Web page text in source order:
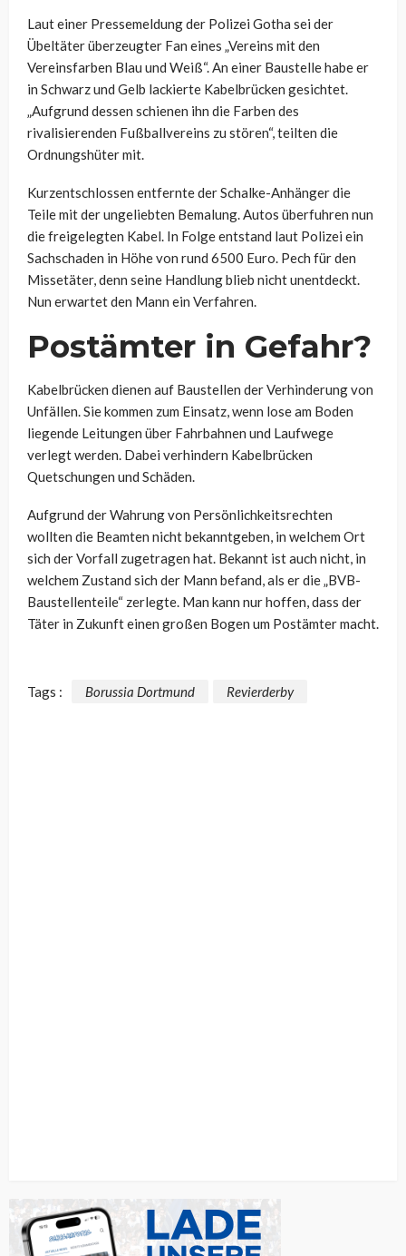
Laut einer Pressemeldung der Polizei Gotha sei der
Übeltäter überzeugter Fan eines „Vereins mit den
Vereinsfarben Blau und Weiß“. An einer Baustelle habe er
in Schwarz und Gelb lackierte Kabelbrücken gesichtet.
„Aufgrund dessen schienen ihn die Farben des
rivalisierenden Fußballvereins zu stören“, teilten die
Ordnungshüter mit.
Kurzentschlossen entfernte der Schalke-Anhänger die
Teile mit der ungeliebten Bemalung. Autos überfuhren nun
die freigelegten Kabel. In Folge entstand laut Polizei ein
Sachschaden in Höhe von rund 6500 Euro. Pech für den
Missetäter, denn seine Handlung blieb nicht unentdeckt.
Nun erwartet den Mann ein Verfahren.
Postämter in Gefahr?
Kabelbrücken dienen auf Baustellen der Verhinderung von
Unfällen. Sie kommen zum Einsatz, wenn lose am Boden
liegende Leitungen über Fahrbahnen und Laufwege
verlegt werden. Dabei verhindern Kabelbrücken
Quetschungen und Schäden.
Aufgrund der Wahrung von Persönlichkeitsrechten
wollten die Beamten nicht bekanntgeben, in welchem Ort
sich der Vorfall zugetragen hat. Bekannt ist auch nicht, in
welchem Zustand sich der Mann befand, als er die „BVB-
Baustellenteile“ zerlegte. Man kann nur hoffen, dass der
Täter in Zukunft einen großen Bogen um Postämter macht.
Tags : Borussia Dortmund Revierderby